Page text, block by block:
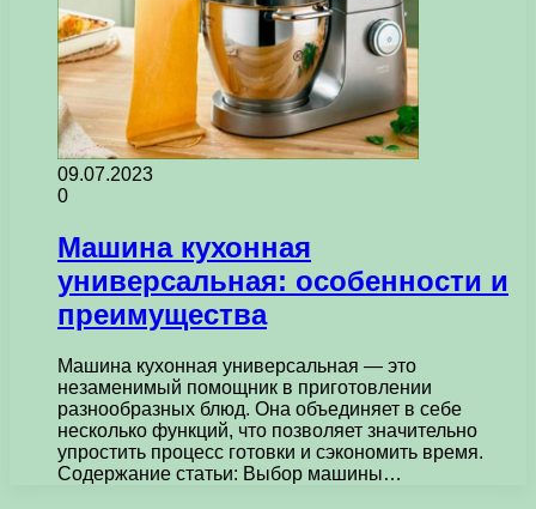
09.07.2023
0
Машина кухонная
универсальная: особенности и
преимущества
Машина кухонная универсальная — это
незаменимый помощник в приготовлении
разнообразных блюд. Она объединяет в себе
несколько функций, что позволяет значительно
упростить процесс готовки и сэкономить время.
Содержание статьи: Выбор машины…